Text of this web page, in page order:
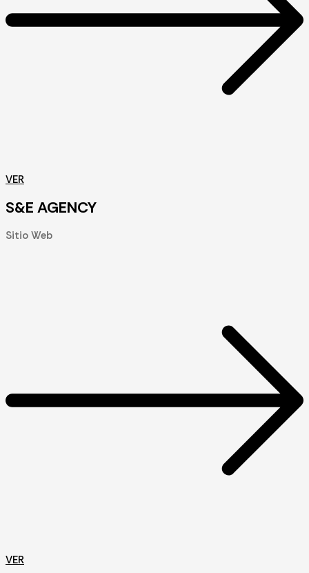
VER
S&E AGENCY
Sitio Web
VER